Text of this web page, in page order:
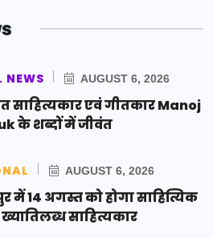
NEWS AUGUST 6, 2026
साहित्यकार एवं गीतकार Manoj
के शब्दों में जीवंत
AUGUST 6, 2026
में 14 अगस्त को होगा साहित्यिक
साहित्यकार